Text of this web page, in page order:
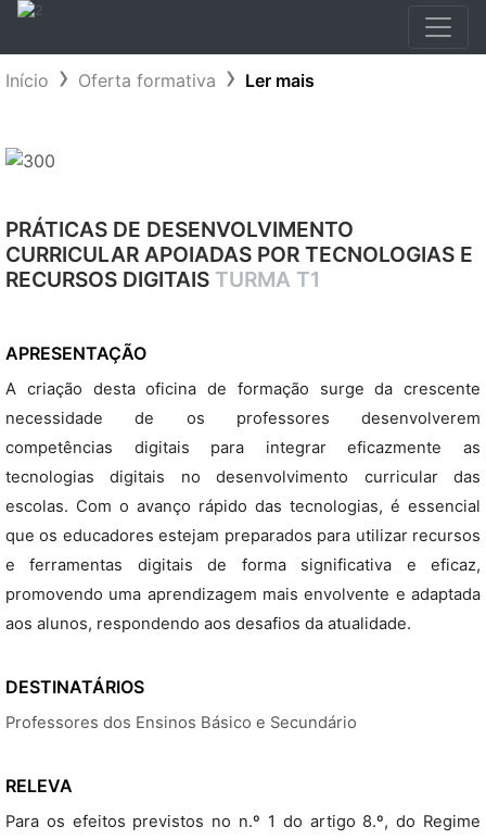
Início Oferta formativa Ler mais
PRÁTICAS DE DESENVOLVIMENTO
CURRICULAR APOIADAS POR TECNOLOGIAS E
RECURSOS DIGITAIS TURMA T1
APRESENTAÇÃO
A criação desta oficina de formação surge da crescente
necessidade de os professores desenvolverem
competências digitais para integrar eficazmente as
tecnologias digitais no desenvolvimento curricular das
escolas. Com o avanço rápido das tecnologias, é essencial
que os educadores estejam preparados para utilizar recursos
e ferramentas digitais de forma significativa e eficaz,
promovendo uma aprendizagem mais envolvente e adaptada
aos alunos, respondendo aos desafios da atualidade.
DESTINATÁRIOS
Professores dos Ensinos Básico e Secundário
RELEVA
Para os efeitos previstos no n.º 1 do artigo 8.º, do Regime